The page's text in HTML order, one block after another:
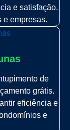
e satisfação.
e empresas.
de
grátis.
eficiência e
e